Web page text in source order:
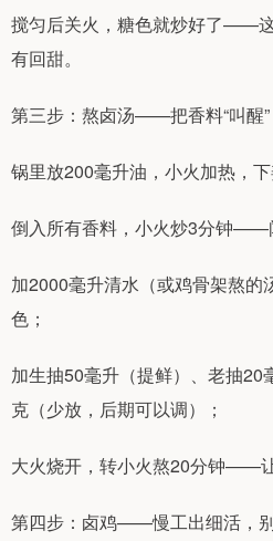
搅匀后关火，糖色就炒好了——
有回甜。
第三步：熬卤汤——把香料“叫醒”
锅里放200毫升油，小火加热，
倒入所有香料，小火炒3分钟——
加2000毫升清水（或鸡骨架熬的
色；
加生抽50毫升（提鲜）、老抽20
克（少放，后期可以调）；
大火烧开，转小火熬20分钟——
第四步：卤鸡——慢工出细活，